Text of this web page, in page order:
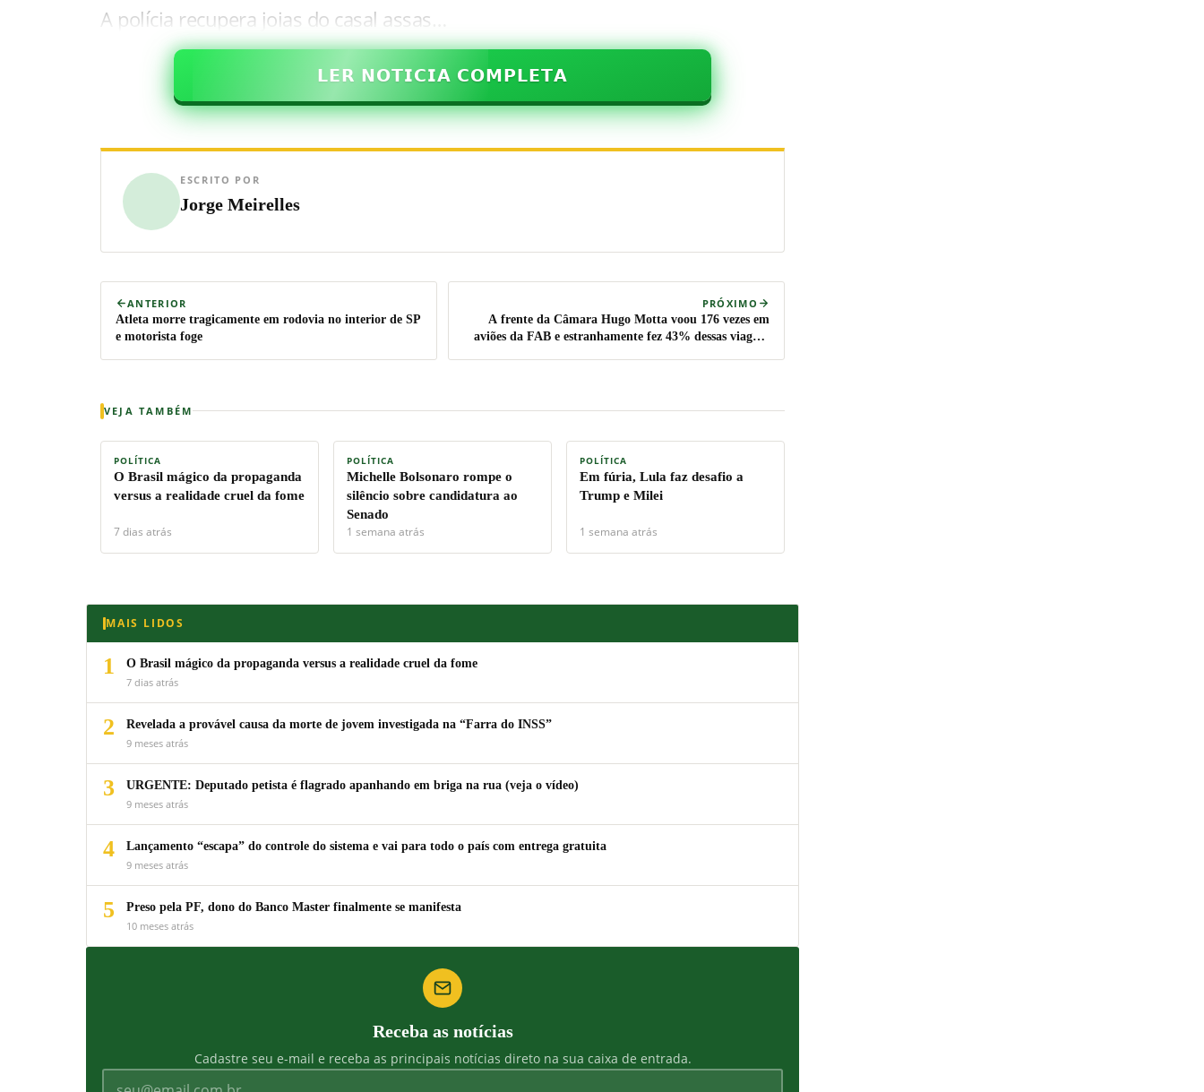
A polícia recupera joias do casal assas…
𝗟𝗘𝗥 𝗡𝗢𝗧𝗜𝗖𝗜𝗔 𝗖𝗢𝗠𝗣𝗟𝗘𝗧𝗔
ESCRITO POR
Jorge Meirelles
ANTERIOR
Atleta morre tragicamente em rodovia no interior de SP
e motorista foge
PRÓXIMO
A frente da Câmara Hugo Motta voou 176 vezes em
aviões da FAB e estranhamente fez 43% dessas viagens
VEJA TAMBÉM
POLÍTICA
O Brasil mágico da propaganda
versus a realidade cruel da fome
7 dias atrás
POLÍTICA
Michelle Bolsonaro rompe o
silêncio sobre candidatura ao
Senado
1 semana atrás
POLÍTICA
Em fúria, Lula faz desafio a
Trump e Milei
1 semana atrás
MAIS LIDOS
1
O Brasil mágico da propaganda versus a realidade cruel da fome
7 dias atrás
2
Revelada a provável causa da morte de jovem investigada na “Farra do INSS”
9 meses atrás
3
URGENTE: Deputado petista é flagrado apanhando em briga na rua (veja o vídeo)
9 meses atrás
4
Lançamento “escapa” do controle do sistema e vai para todo o país com entrega gratuita
9 meses atrás
5
Preso pela PF, dono do Banco Master finalmente se manifesta
10 meses atrás
Receba as notícias
Cadastre seu e-mail e receba as principais notícias direto na sua caixa de entrada.